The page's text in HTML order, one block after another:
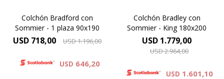
Colchón Bradford con
Sommier - 1 plaza 90x190
USD 718,00 USD1.196,00
USD 646,20
Colchón Bradley con
Sommier - King 180x200
USD 1.779,00
USD2.964,00
USD 1.601,10